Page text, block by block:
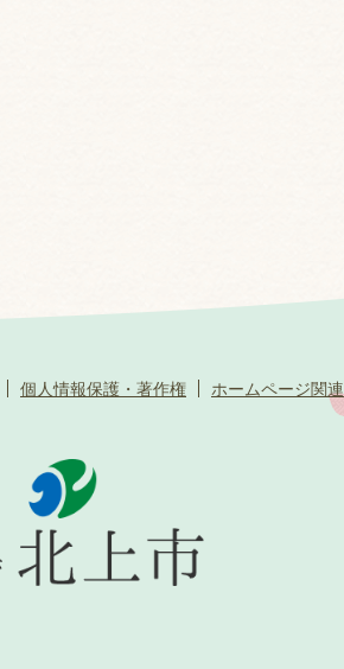
個人情報保護・著作権 ホームページ関連